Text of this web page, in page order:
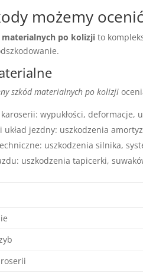
możemy
materialnych po kolizji to
szkód materialnych po kolizji
wypukłości, deformacje,
układ jezdny: uszkodzenia
uszkodzenia silnika,
uszkodzenia tapicerki,